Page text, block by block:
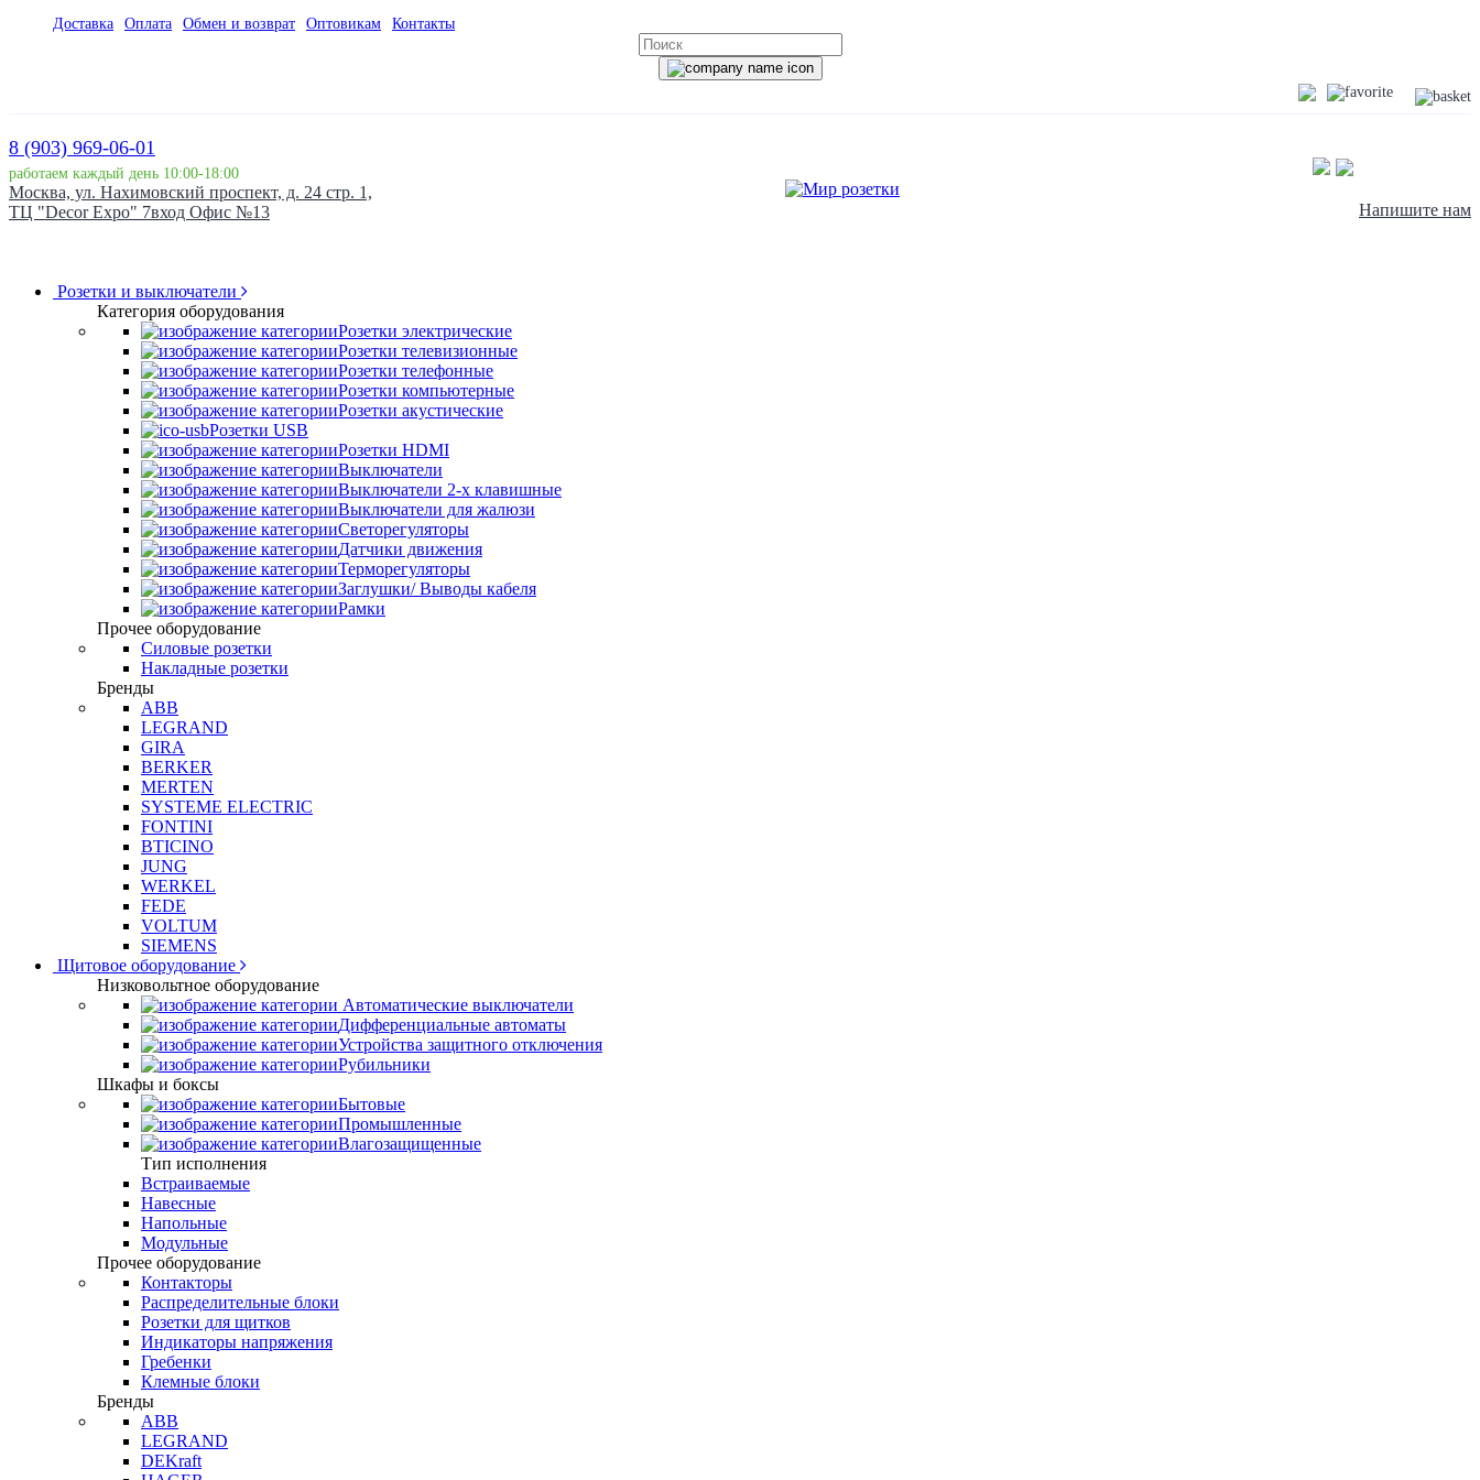
Доставка Оплата Обмен и возврат Оптовикам Контакты
8 (903) 969-06-01
работаем каждый день 10:00-18:00
Москва, ул. Нахимовский проспект, д. 24 стр. 1,
ТЦ "Decor Expo" 7вход Офис №13
Напишите нам
Розетки и выключатели
Категория оборудования
Розетки электрические
Розетки телевизионные
Розетки телефонные
Розетки компьютерные
Розетки акустические
Розетки USB
Розетки HDMI
Выключатели
Выключатели 2-х клавишные
Выключатели для жалюзи
Светорегуляторы
Датчики движения
Терморегуляторы
Заглушки/ Выводы кабеля
Рамки
Прочее оборудование
Силовые розетки
Накладные розетки
Бренды
ABB
LEGRAND
GIRA
BERKER
MERTEN
SYSTEME ELECTRIC
FONTINI
BTICINO
JUNG
WERKEL
FEDE
VOLTUM
SIEMENS
Щитовое оборудование
Низковольтное оборудование
Автоматические выключатели
Дифференциальные автоматы
Устройства защитного отключения
Рубильники
Шкафы и боксы
Бытовые
Промышленные
Влагозащищенные
Тип исполнения
Встраиваемые
Навесные
Напольные
Модульные
Прочее оборудование
Контакторы
Распределительные блоки
Розетки для щитков
Индикаторы напряжения
Гребенки
Клемные блоки
Бренды
ABB
LEGRAND
DEKraft